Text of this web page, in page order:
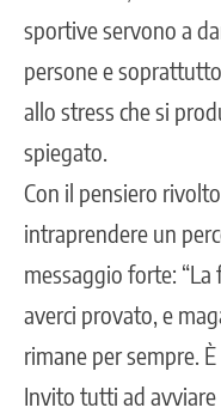
sportive servono a
persone e
allo stress che si
spiegato.
Con il pensiero
intraprendere un
messaggio forte: “La
averci provato, e
rimane per sempre.
Invito tutti ad